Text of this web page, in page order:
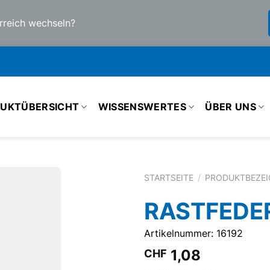
wechseln?
WISSENSWERTES ÜBER UNS
STARTSEITE /
Artikelnummer: 16192
CHF 1,08